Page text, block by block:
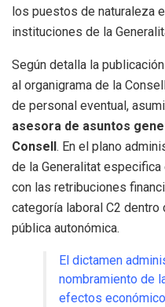
los puestos de naturaleza
instituciones de la
Según detalla la
al organigrama de la
de personal eventual,
asesora de asuntos
Consell . En el plano
de la Generalitat
con las retribuciones
categoría laboral C2
pública autonómica.
El dictamen
nombramiento de
efectos